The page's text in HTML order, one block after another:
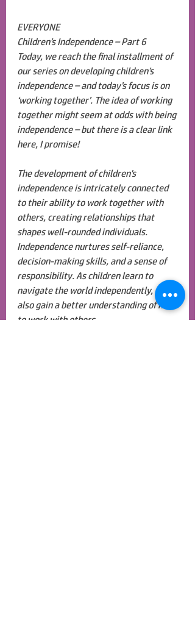
EVERYONE
Children’s Independence – Part 6
Today, we reach the final installment of
our series on developing children’s
independence – and today’s focus is on
‘working together’. The idea of working
together might seem at odds with being
independence – but there is a clear link
here, I promise!
The development of children's
independence is intricately connected
to their ability to work together with
others, creating relationships that
shapes well-rounded individuals.
Independence nurtures self-reliance,
decision-making skills, and a sense of
responsibility. As children learn to
navigate the world independently, they
also gain a better understanding of how
to work with others.